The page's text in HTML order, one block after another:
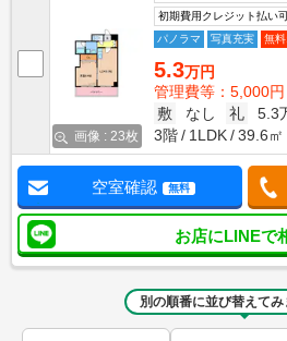
画像 : 23枚
初期費用クレジット払い
パノラマ
写真充実 無
5.3万円
管理費等：5,000円
敷
なし 礼
5.3
3階
1LDK 39.6㎡
空室確認 無料
お店にLINEで
別の順番に並び替えてみ